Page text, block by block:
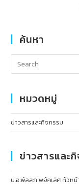
ค้นหา
หมวดหมู่
ข่าวสารและกิจกรรม
ข่าวสารและ
น.อ.พัลลภ พยัคเลิศ หัวห